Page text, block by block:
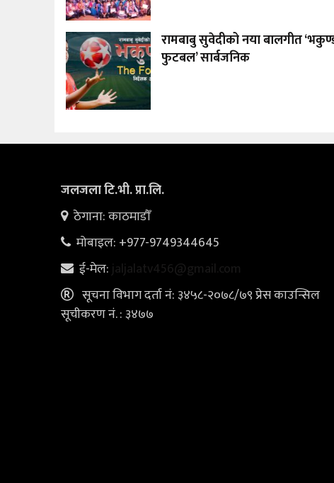
रामबाबु सुवेदीको नया बालगीत
फुटबल’ सार्बजनिक
जलजला टि.भी. प्रा.लि.
ठेगाना: काठमाडौँ
मोबाइल: +977-9749344645
ई-मेल: jaljalatv456@gmail.com
सूचना विभाग दर्ता नं: ३४५८-२०७८/७९ प्रेस काउन्सिल
सूचीकरण नं. : ३४७७